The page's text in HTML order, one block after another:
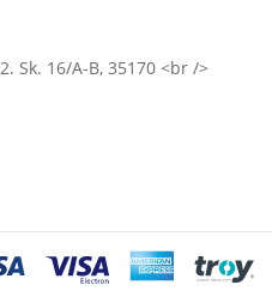
Sk. 16/A-B, 35170 <br />